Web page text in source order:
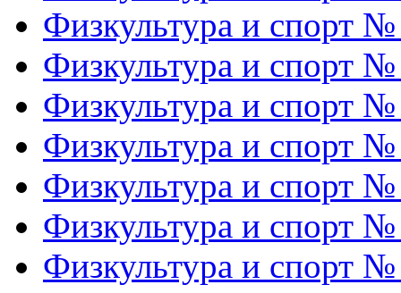
Физкультура и спорт
Физкультура и спорт
Физкультура и спорт
Физкультура и спорт
Физкультура и спорт
Физкультура и спорт
Физкультура и спорт